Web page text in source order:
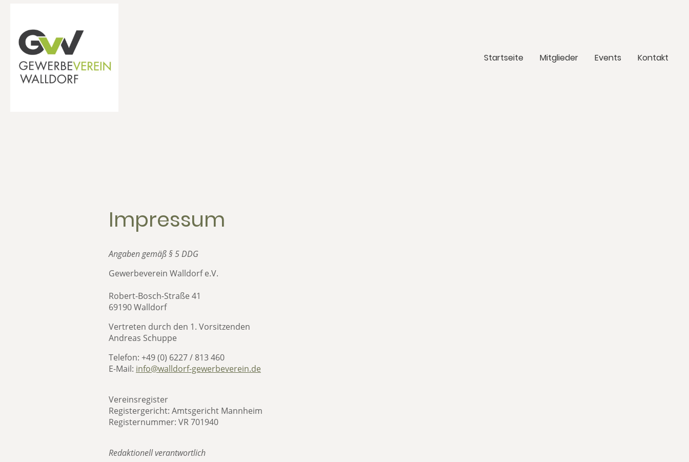
Startseite Mitglieder Events Kontakt
Impressum
Angaben gemäß § 5 DDG
Gewerbeverein Walldorf e.V.
Robert-Bosch-Straße 41
69190 Walldorf
Vertreten durch den 1. Vorsitzenden
Andreas Schuppe
Telefon: +49 (0) 6227 / 813 460
E-Mail: info@walldorf-gewerbeverein.de
Vereinsregister
Registergericht: Amtsgericht Mannheim
Registernummer: VR 701940
Redaktionell verantwortlich